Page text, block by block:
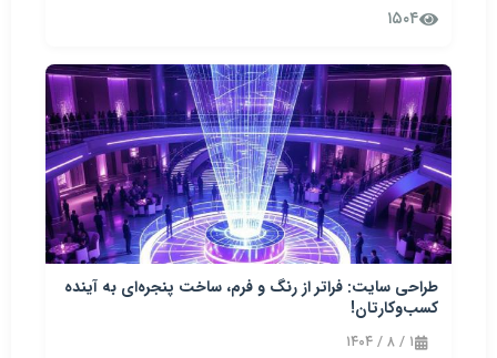
۱۵۰۴
طراحی سایت: فراتر از رنگ و فرم، ساخت پنجره‌ای به آینده
کسب‌وکارتان!
۱ / ۸ / ۱۴۰۴